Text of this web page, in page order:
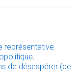
représentative,
,
de désespérer (de